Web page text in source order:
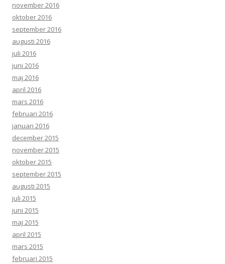
november 2016
oktober 2016
september 2016
augusti 2016
juli 2016
juni 2016
maj 2016
april 2016
mars 2016
februari 2016
januari 2016
december 2015
november 2015
oktober 2015
september 2015
augusti 2015
juli 2015
juni 2015
maj 2015
april 2015
mars 2015
februari 2015